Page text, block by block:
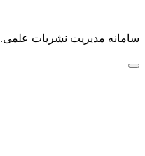
سامانه مدیریت نشریات علمی.